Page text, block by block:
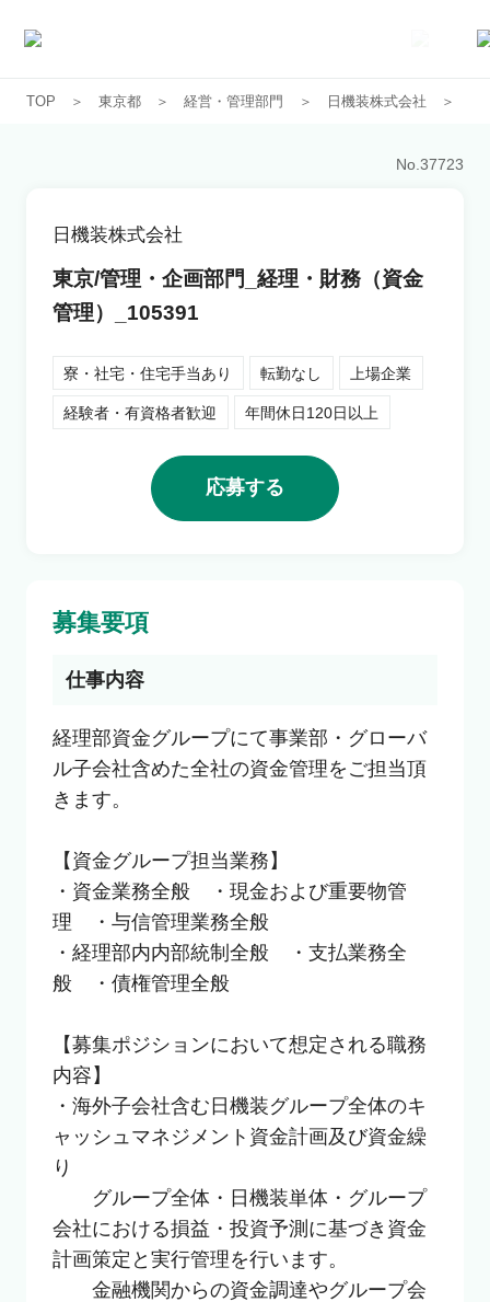
求人一覧
初めての方へ
コンサルタント紹介
利用者の声
転職のご相談・登録
TOP 東京都 経営・管理部門 日機装株式会社
No.37723
日機装株式会社
東京/管理・企画部門_経理・財務（資金
管理）_105391
寮・社宅・住宅手当あり 転勤なし 上場企業
経験者・有資格者歓迎 年間休日120日以上
応募する
募集要項
仕事内容
経理部資金グループにて事業部・グローバ
ル子会社含めた全社の資金管理をご担当頂
きます。
【資金グループ担当業務】
・資金業務全般　・現金および重要物管
理　・与信管理業務全般
・経理部内内部統制全般　・支払業務全
般　・債権管理全般
【募集ポジションにおいて想定される職務
内容】
・海外子会社含む日機装グループ全体のキ
ャッシュマネジメント資金計画及び資金繰
り
グループ全体・日機装単体・グループ
会社における損益・投資予測に基づき資金
計画策定と実行管理を行います。
金融機関からの資金調達やグループ会